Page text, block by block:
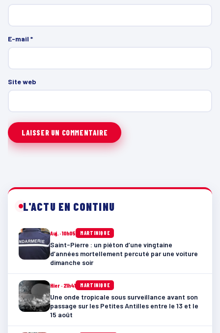
E-mail *
Site web
L'ACTU EN CONTINU
Auj. · 10h05 MARTINIQUE
Saint-Pierre : un piéton d’une vingtaine
d’années mortellement percuté par une voiture
dimanche soir
Hier · 21h41 MARTINIQUE
Une onde tropicale sous surveillance avant son
passage sur les Petites Antilles entre le 13 et le
15 août